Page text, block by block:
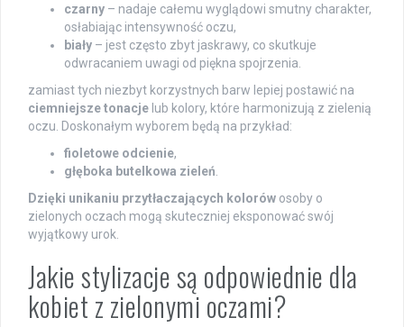
czarny – nadaje całemu wyglądowi smutny charakter,
osłabiając intensywność oczu,
biały – jest często zbyt jaskrawy, co skutkuje
odwracaniem uwagi od piękna spojrzenia.
zamiast tych niezbyt korzystnych barw lepiej postawić na
ciemniejsze tonacje lub kolory, które harmonizują z zielenią
oczu. Doskonałym wyborem będą na przykład:
fioletowe odcienie,
głęboka butelkowa zieleń
Dzięki unikaniu przytłaczających kolorów osoby o
zielonych oczach mogą skuteczniej eksponować swój
wyjątkowy urok.
Jakie stylizacje są odpowiednie dla
kobiet z zielonymi oczami?